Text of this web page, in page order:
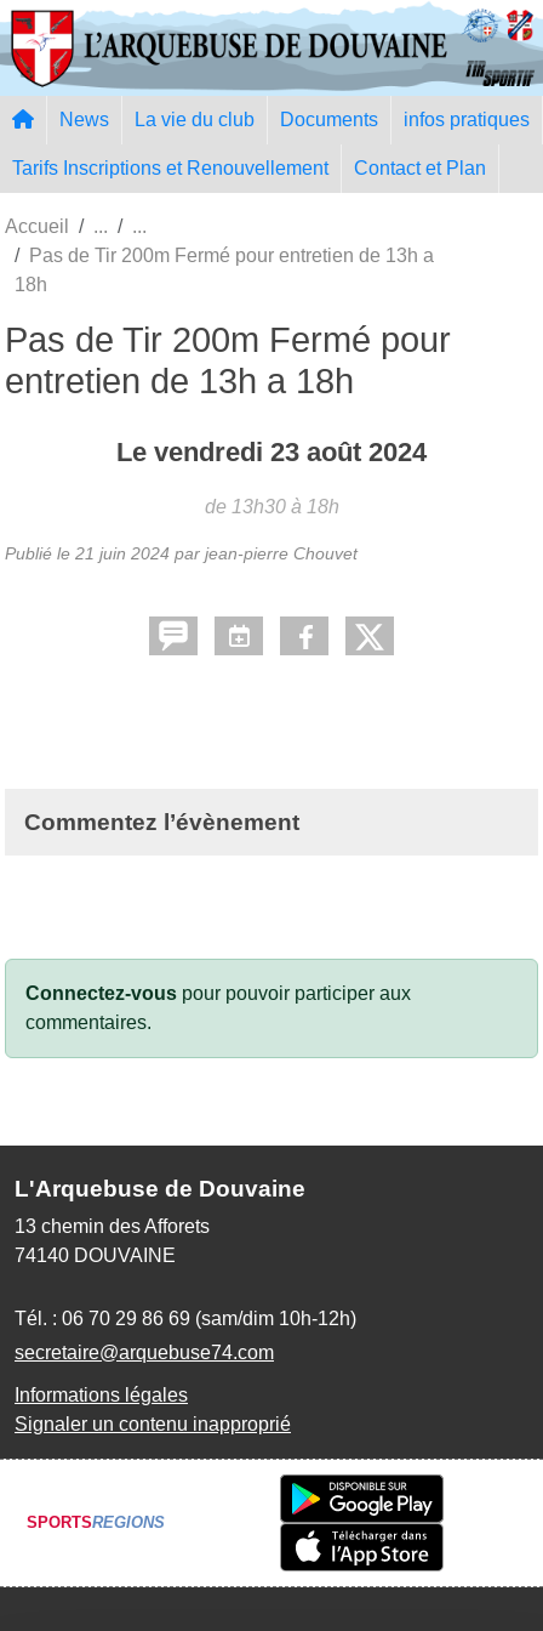
News La vie du club Documents infos pratiques
Tarifs Inscriptions et Renouvellement Contact et Plan
Accueil
Pas de Tir 200m Fermé pour entretien de 13h a
18h
Pas de Tir 200m Fermé pour
entretien de 13h a 18h
Le vendredi 23 août 2024
de 13h30 à 18h
Publié le 21 juin 2024 par jean-pierre Chouvet
Commentez l’évènement
Connectez-vous pour pouvoir participer aux
commentaires.
L'Arquebuse de Douvaine
13 chemin des Afforets
74140 DOUVAINE
Tél. : 06 70 29 86 69 (sam/dim 10h-12h)
secretaire@arquebuse74.com
Informations légales
Signaler un contenu inapproprié
SPORTSREGIONS
Panneau de gestion des cookies